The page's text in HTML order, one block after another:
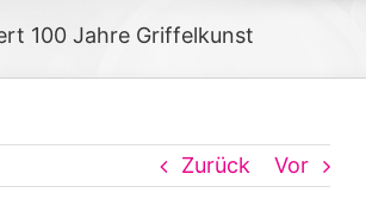
100 Jahre Griffelkunst
Zurück Vor